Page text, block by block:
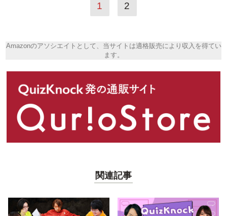
1 2
Amazonのアソシエイトとして、当サイトは適格販売により収入を得てい
ます。
関連記事